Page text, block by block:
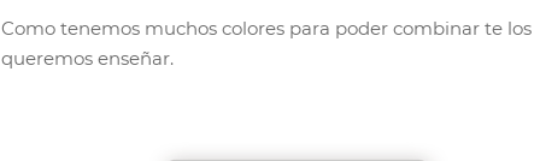
Como tenemos muchos colores para poder combinar te los
queremos enseñar.